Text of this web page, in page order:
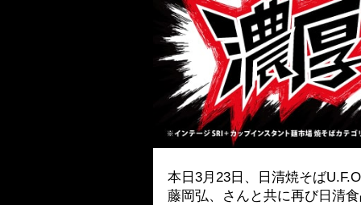
本日3月23日、日清焼そば
藤岡弘、さんと共に再び日清